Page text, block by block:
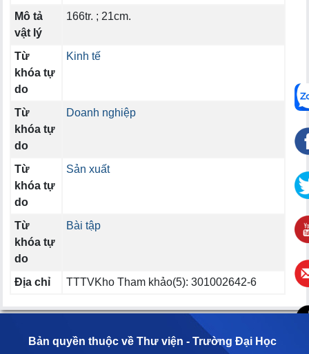
Mô tả
vật lý
166tr. ; 21cm.
Từ
khóa tự
do
Kinh tế
Từ
khóa tự
do
Doanh nghiệp
Từ
khóa tự
do
Sản xuất
Từ
khóa tự
do
Bài tập
Địa chỉ TTTVKho Tham khảo(5): 301002642-6
Bản quyền thuộc về Thư viện - Trường Đại Học